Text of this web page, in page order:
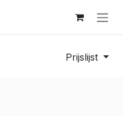
Prijslijst